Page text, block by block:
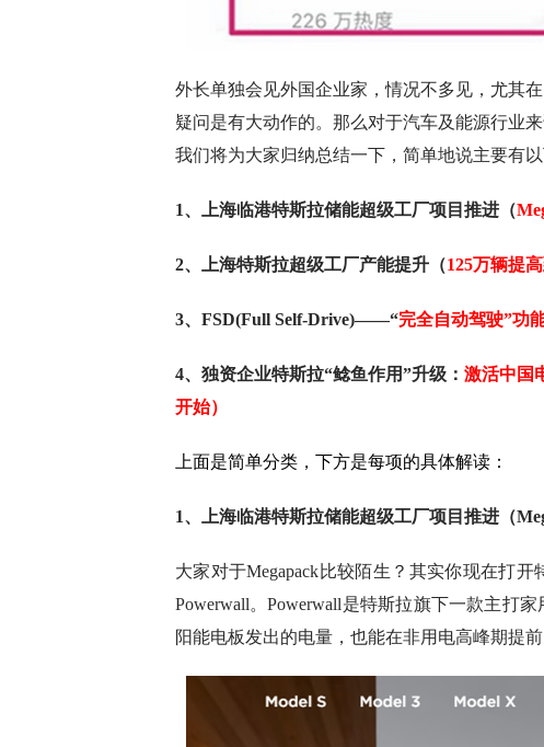
外长单独会见外国企业家，情况不多见，尤其
疑问是有大动作的。那么对于汽车及能源行业
我们将为大家归纳总结一下，简单地说主要有以
1、上海临港特斯拉储能超级工厂项目推进（
2、上海特斯拉超级工厂产能提升（125万辆提
3、FSD(Full Self-Drive)——“完全自动驾驶”功
4、独资企业特斯拉“鲶鱼作用”升级： 激活中国
开始）
上面是简单分类，下方是每项的具体解读：
1、上海临港特斯拉储能超级工厂项目推进（
大家对于Megapack比较陌生？其实你现在打
Powerwall。Powerwall是特斯拉旗下一款主打
阳能电板发出的电量，也能在非用电高峰期提